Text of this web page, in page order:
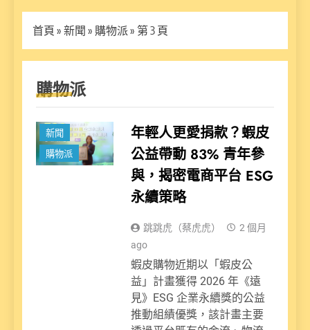
首頁 » 新聞 » 購物派 » 第 3 頁
購物派
新聞
購物派
年輕人更愛捐款？蝦皮
公益帶動 83% 青年參
與，揭密電商平台 ESG
永續策略
跳跳虎（蔡虎虎）
2 個月
ago
蝦皮購物近期以「蝦皮公
益」計畫獲得 2026 年《遠
見》ESG 企業永續獎的公益
推動組績優獎，該計畫主要